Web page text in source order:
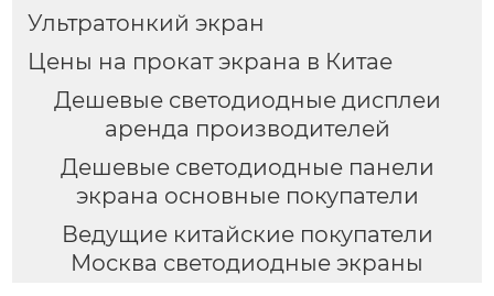
Ультратонкий экран
Цены на прокат экрана в Китае
Дешевые светодиодные дисплеи
аренда производителей
Дешевые светодиодные панели
экрана основные покупатели
Ведущие китайские покупатели
Москва светодиодные экраны